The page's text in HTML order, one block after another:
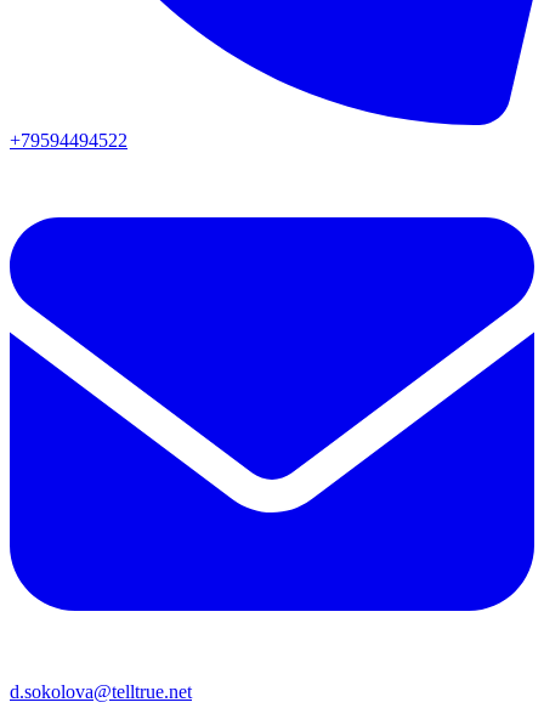
+79594494522
d.sokolova@telltrue.net